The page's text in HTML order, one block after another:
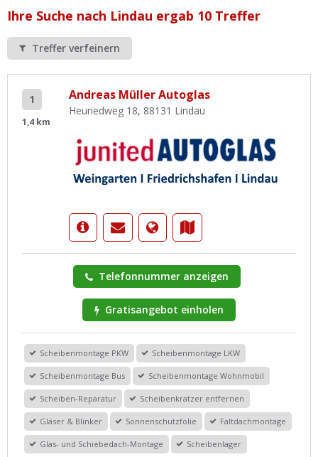
Werkstatt Login
Ihre Suche nach Lindau ergab 10 Treffer
Treffer verfeinern
1
1,4 km
Andreas Müller Autoglas
Heuriedweg 18, 88131 Lindau
Telefonnummer anzeigen
Gratisangebot einholen
Scheibenmontage PKW Scheibenmontage LKW
Scheibenmontage Bus Scheibenmontage Wohnmobil
Scheiben-Reparatur Scheibenkratzer entfernen
Gläser & Blinker Sonnenschutzfolie Faltdachmontage
Glas- und Schiebedach-Montage Scheibenlager